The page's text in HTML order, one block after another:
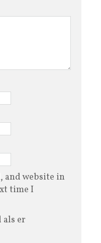
and website in
time I
als er